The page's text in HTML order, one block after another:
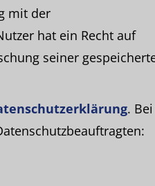
mit der
hat ein Recht auf
seiner
. Bei